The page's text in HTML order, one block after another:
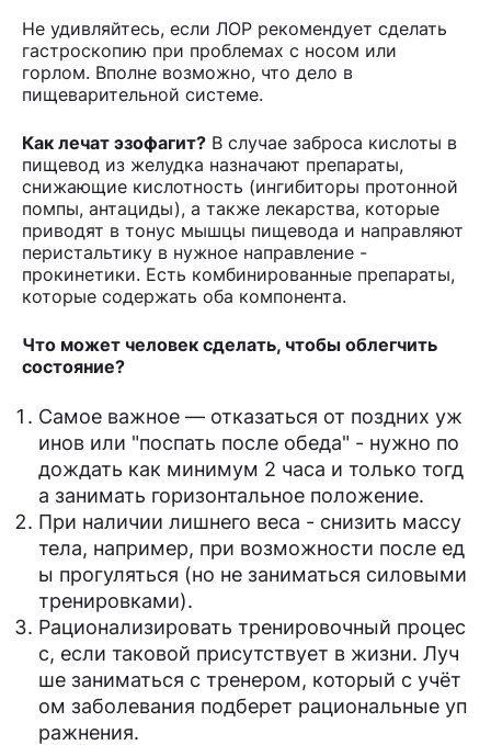
Не удивляйтесь, если ЛОР рекомендует сделать
гастроскопию при проблемах с носом или
горлом. Вполне возможно, что дело в
пищеварительной системе.
Как лечат эзофагит? В случае заброса кислоты в
пищевод из желудка назначают препараты,
снижающие кислотность (ингибиторы протонной
помпы, антациды), а также лекарства, которые
приводят в тонус мышцы пищевода и направляют
перистальтику в нужное направление -
прокинетики. Есть комбинированные препараты,
которые содержать оба компонента.
Что может человек сделать, чтобы облегчить
состояние?
Самое важное — отказаться от поздних уж
инов или "поспать после обеда" - нужно по
дождать как минимум 2 часа и только тогд
а занимать горизонтальное положение.
При наличии лишнего веса - снизить массу
тела, например, при возможности после ед
ы прогуляться (но не заниматься силовыми
тренировками).
Рационализировать тренировочный процес
с, если таковой присутствует в жизни. Луч
ше заниматься с тренером, который с учёт
ом заболевания подберет рациональные уп
ражнения.